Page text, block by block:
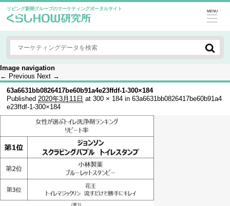
リビング新聞グループのマーケティングポータルサイト MENU
Image navigation
← Previous Next →
63a6631bb0826417be60b91a4e23ffdf-1-300×184
Published2020年3月11日 at300 × 184 in63a6631bb0826417be60b91a4
e23ffdf-1-300×184